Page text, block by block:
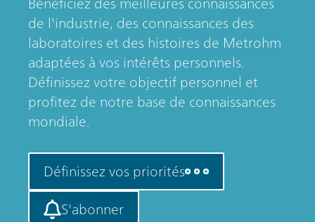
de l'industrie, des connaissances des
laboratoires et des histoires de Metrohm
adaptées à vos intérêts personnels.
Définissez votre objectif personnel et
profitez de notre base de connaissances
mondiale.
Définissez vos priorités
S'abonner